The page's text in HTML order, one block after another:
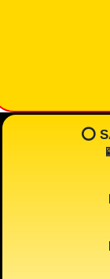
⭕️